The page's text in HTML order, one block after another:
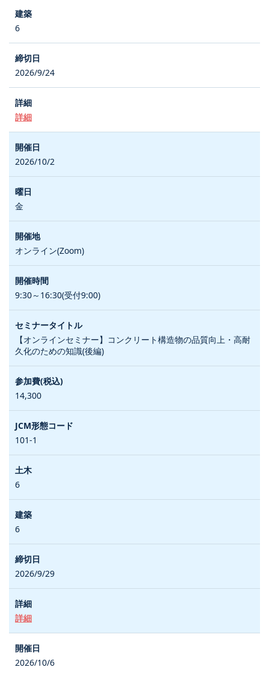
6
2026/9/24
詳細
2026/10/2
金
オンライン(Zoom)
9:30～16:30(受付9:00)
【オンラインセミナー】コンクリート構造物の品質向上・高耐
久化のための知識(後編)
14,300
101-1
6
6
2026/9/29
詳細
2026/10/6